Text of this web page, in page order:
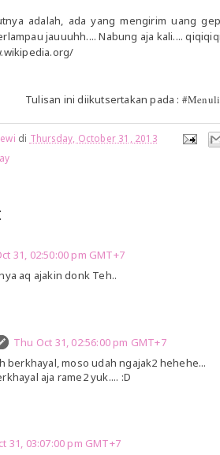
adalah, ada yang mengirim uang
jauuuhh.... Nabung aja kali....
Tulisan ini diikutsertakan pada :
di Thursday, October 31, 2013
31, 02:50:00 pm GMT+7
aq ajakin donk Teh..
Thu Oct 31, 02:56:00 pm GMT+7
berkhayal, moso udah ngajak2 hehehe...
aja rame2 yuk.... :D
31, 03:07:00 pm GMT+7